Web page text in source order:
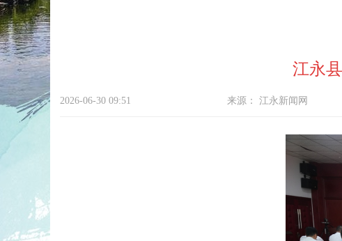
江永
2026-06-30 09:51 来源：江永新闻网